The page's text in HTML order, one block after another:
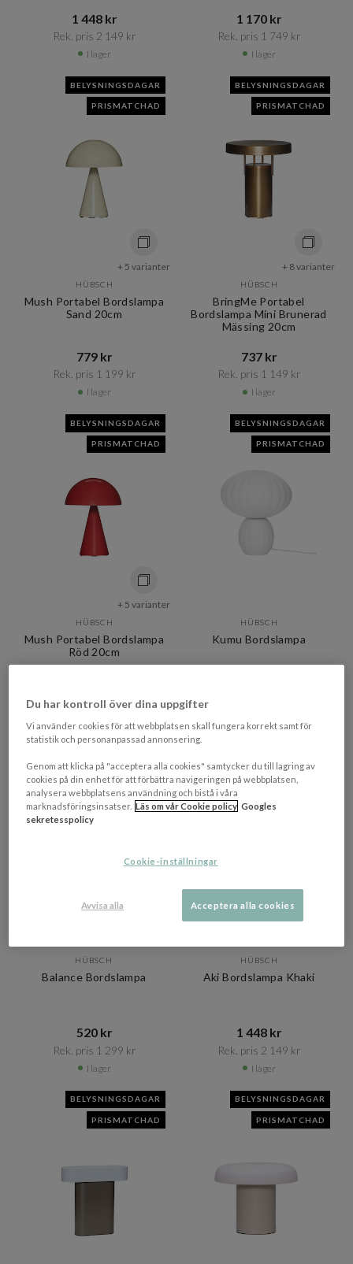
1 448 kr​​
Rek. pris 2 149 kr​​
I lager
1 170 kr​​
Rek. pris 1 749 kr​​
I lager
BELYSNINGSDAGAR
PRISMATCHAD
+ 5 varianter
HÜBSCH
Mush Portabel Bordslampa
Sand 20cm
779 kr​​
Rek. pris 1 199 kr​​
I lager
BELYSNINGSDAGAR
PRISMATCHAD
+ 8 varianter
HÜBSCH
BringMe Portabel
Bordslampa Mini Brunerad
Mässing 20cm
737 kr​​
Rek. pris 1 149 kr​​
I lager
BELYSNINGSDAGAR
PRISMATCHAD
+ 5 varianter
HÜBSCH
Mush Portabel Bordslampa
Röd 20cm
Rek. pris 1 149 kr​​
I lager
BELYSNINGSDAGAR
PRISMATCHAD
HÜBSCH
Kumu Bordslampa
I lager
OUTLET
HÜBSCH
Balance Bordslampa
520 kr​​
Rek. pris 1 299 kr​​
I lager
BELYSNINGSDAGAR
PRISMATCHAD
HÜBSCH
Aki Bordslampa Khaki
1 448 kr​​
Rek. pris 2 149 kr​​
I lager
BELYSNINGSDAGAR
PRISMATCHAD
BELYSNINGSDAGAR
PRISMATCHAD
Du har kontroll över dina uppgifter
Vi använder cookies för att webbplatsen skall fungera korrekt samt för
statistik och personanpassad annonsering.
Genom att klicka på "acceptera alla cookies" samtycker du till lagring av
cookies på din enhet för att förbättra navigeringen på webbplatsen,
analysera webbplatsens användning och bistå i våra
marknadsföringsinsatser. Läs om vår Cookie policy Googles
sekretesspolicy
Cookie-inställningar
Avvisa alla Acceptera alla cookies